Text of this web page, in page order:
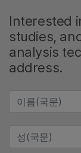
Interested
studies,
analysis
address.